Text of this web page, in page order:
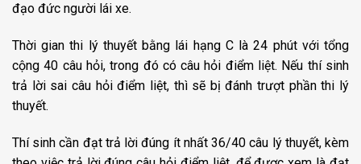
đạo đức người lái xe.
Thời gian thi lý thuyết bằng lái hạng C là 24 phút với tổng
cộng 40 câu hỏi, trong đó có câu hỏi điểm liệt. Nếu thí sinh
trả lời sai câu hỏi điểm liệt, thì sẽ bị đánh trượt phần thi lý
thuyết.
Thí sinh cần đạt trả lời đúng ít nhất 36/40 câu lý thuyết, kèm